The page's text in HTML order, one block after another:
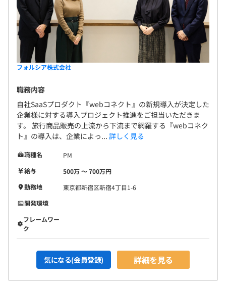
フォルシア株式会社
職務内容
自社SaaSプロダクト『webコネクト』の新規導入が決定した
企業様に対する導入プロジェクト推進をご担当いただきま
す。 旅行商品販売の上流から下流まで網羅する『webコネク
ト』の導入は、企業によっ... 詳しく見る
職種名
PM
給与
500万 〜 700万円
勤務地
東京都新宿区新宿4丁目1-6
開発環境
フレームワー
ク
気になる(会員登録) 詳細を見る